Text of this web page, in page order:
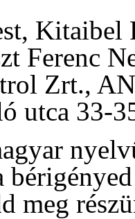
Kitaibel
Ferenc
Zrt.,
utca 33-
meg